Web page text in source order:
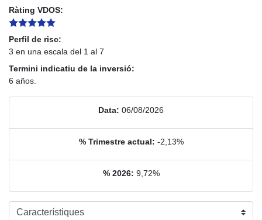
Ràting VDOS:
Perfil de risc:
3 en una escala del 1 al 7
Termini indicatiu de la inversió:
6 años.
Data: 06/08/2026
% Trimestre actual: -2,13%
% 2026: 9,72%